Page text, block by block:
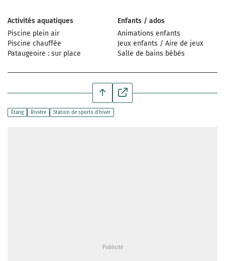
Activités aquatiques
Piscine plein air
Piscine chauffée
Pataugeoire : sur place
Enfants / ados
Animations enfants
Jeux enfants / Aire de jeux
Salle de bains bébés
Étang Rivière Station de sports d’hiver